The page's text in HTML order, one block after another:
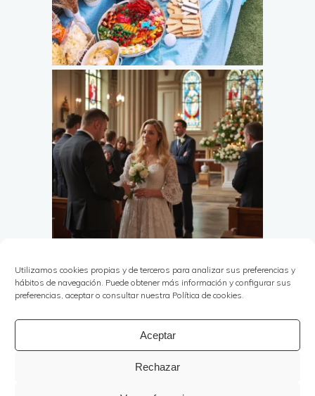
Utilizamos cookies propias y de terceros para analizar sus preferencias y
hábitos de navegación. Puede obtener más información y configurar sus
preferencias, aceptar o consultar nuestra Política de cookies.
Aceptar
Rechazar
Copyright © Ana Rojas Eventos 2025. | Todos los
derechos reservados | Powered by